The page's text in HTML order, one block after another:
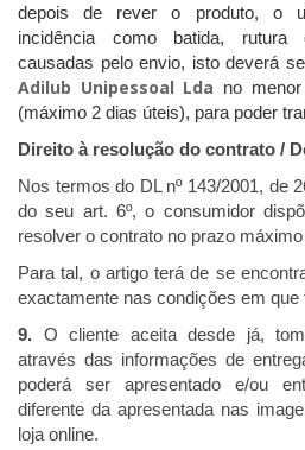
depois de rever o produto, o
incidência como batida, rutura
causadas pelo envio, isto deverá
Adilub Unipessoal Lda no
(máximo 2 dias úteis), para poder
Direito à resolução do contrato /
Nos termos do DL nº 143/2001, de
do seu art. 6º, o consumidor
resolver o contrato no prazo
Para tal, o artigo terá de se
exactamente nas condições em que
9. O cliente aceita desde já,
através das informações de
poderá ser apresentado e/ou
diferente da apresentada nas
loja online.